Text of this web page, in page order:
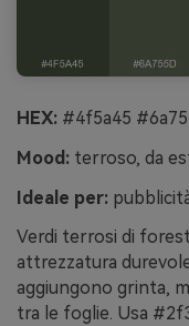
HEX: #4f5a45
Mood: terroso, da
Ideale per:
Verdi terrosi di
attrezzatura
aggiungono grinta,
tra le foglie. Usa